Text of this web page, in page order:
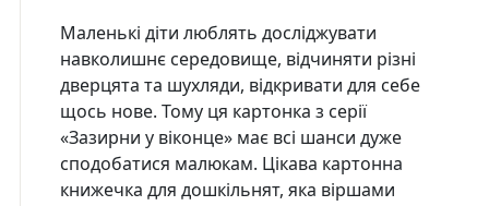
Маленькі діти люблять досліджувати
навколишнє середовище, відчиняти різні
дверцята та шухляди, відкривати для себе
щось нове. Тому ця картонка з серії
«Зазирни у віконце» має всі шанси дуже
сподобатися малюкам. Цікава картонна
книжечка для дошкільнят, яка віршами